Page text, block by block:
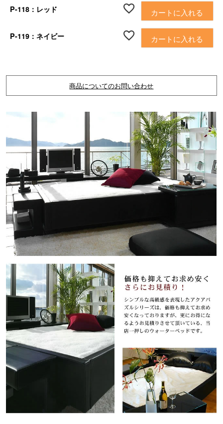
P-118：レッド カートに入れる
P-119：ネイビー カートに入れる
商品についてのお問い合わせ